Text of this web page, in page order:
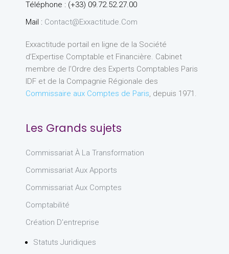
Téléphone : (+33) 09.72.52.27.00
Mail : Contact@exxactitude.com
Exxactitude portail en ligne de la Société
d’Expertise Comptable et Financière. Cabinet
membre de l’Ordre des Experts Comptables Paris
IDF et de la Compagnie Régionale des
Commissaire aux Comptes de Paris, depuis 1971.
Les Grands sujets
Commissariat À La Transformation
Commissariat Aux Apports
Commissariat Aux Comptes
Comptabilité
Création D'entreprise
Statuts Juridiques